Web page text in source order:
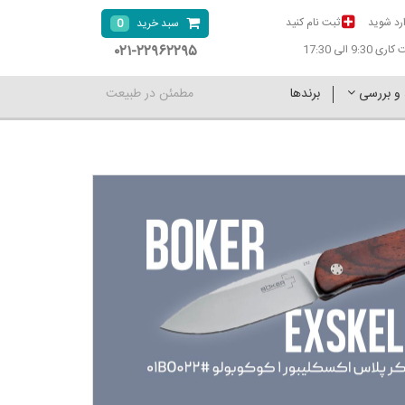
شوید
ثبت نام کنید
الی 17:30
سبد خرید 0
۰۲۱-۲۲۹۶۲۲۹۵
و بررسی برندها مطمئن در طبیعت